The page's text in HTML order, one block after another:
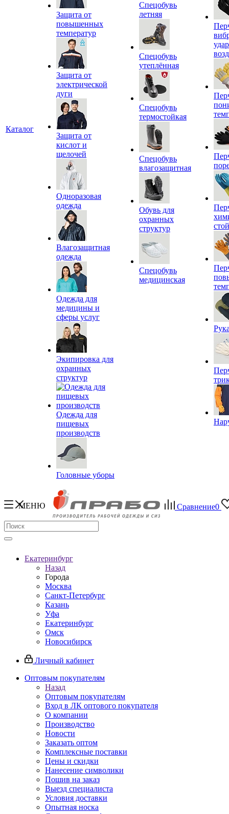
Каталог
Защита от
повышенных
температур
Защита от
электрической
дуги
Защита от
кислот и
щелочей
Одноразовая
одежда
Влагозащитная
одежда
Одежда для
медицины и
сферы услуг
Экипировка для
охранных
структур
Одежда для
пищевых
производств
Головные уборы
Спецобувь
летняя
Спецобувь
утеплённая
Спецобувь
термостойкая
Спецобувь
влагозащитная
Обувь для
охранных
структур
Спецобувь
медицинская
МЕНЮ Сравнение0
Екатеринбург
Назад
Города
Москва
Санкт-Петербург
Казань
Уфа
Екатеринбург
Омск
Новосибирск
Личный кабинет
Оптовым покупателям
Назад
Оптовым покупателям
Вход в ЛК оптового покупателя
О компании
Производство
Новости
Заказать оптом
Комплексные поставки
Цены и скидки
Нанесение символики
Пошив на заказ
Выезд специалиста
Условия доставки
Опытная носка